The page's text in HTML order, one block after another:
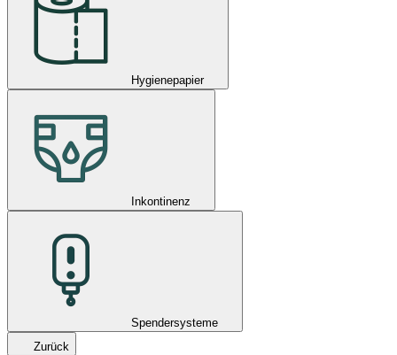
Hygienepapier
Inkontinenz
Spendersysteme
Zurück